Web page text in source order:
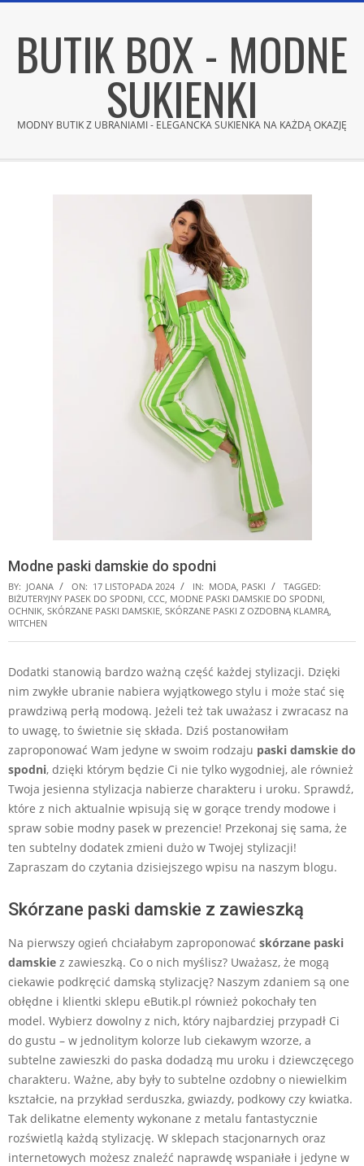
contentBUTIK BOX - MODNE
SUKIENKI
MODNY BUTIK Z UBRANIAMI - ELEGANCKA SUKIENKA NA KAŻDĄ OKAZJĘ
Modne paski damskie do spodni
BY: JOANA ON: 17 LISTOPADA 2024 IN: MODA PASKI
TAGGED:
BIŻUTERYJNY PASEK DO SPODNI CCC MODNE PASKI DAMSKIE DO SPODNI
OCHNIK SKÓRZANE PASKI DAMSKIE SKÓRZANE PASKI Z OZDOBNĄ KLAMRĄ
WITCHEN
Dodatki stanowią bardzo ważną część każdej stylizacji. Dzięki
nim zwykłe ubranie nabiera wyjątkowego stylu i może stać się
prawdziwą perłą modową. Jeżeli też tak uważasz i zwracasz na
to uwagę, to świetnie się składa. Dziś postanowiłam
zaproponować Wam jedyne w swoim rodzaju paski damskie do
spodni, dzięki którym będzie Ci nie tylko wygodniej, ale również
Twoja jesienna stylizacja nabierze charakteru i uroku. Sprawdź,
które z nich aktualnie wpisują się w gorące trendy modowe i
spraw sobie modny pasek w prezencie! Przekonaj się sama, że
ten subtelny dodatek zmieni dużo w Twojej stylizacji!
Zapraszam do czytania dzisiejszego wpisu na naszym blogu.
Skórzane paski damskie z zawieszką
Na pierwszy ogień chciałabym zaproponować skórzane paski
damskie z zawieszką. Co o nich myślisz? Uważasz, że mogą
ciekawie podkręcić damską stylizację? Naszym zdaniem są one
obłędne i klientki sklepu eButik.pl również pokochały ten
model. Wybierz dowolny z nich, który najbardziej przypadł Ci
do gustu – w jednolitym kolorze lub ciekawym wzorze, a
subtelne zawieszki do paska dodadzą mu uroku i dziewczęcego
charakteru. Ważne, aby były to subtelne ozdobny o niewielkim
kształcie, na przykład serduszka, gwiazdy, podkowy czy kwiatka.
Tak delikatne elementy wykonane z metalu fantastycznie
rozświetlą każdą stylizację. W sklepach stacjonarnych oraz
internetowych możesz znaleźć naprawdę wspaniałe i jedyne w